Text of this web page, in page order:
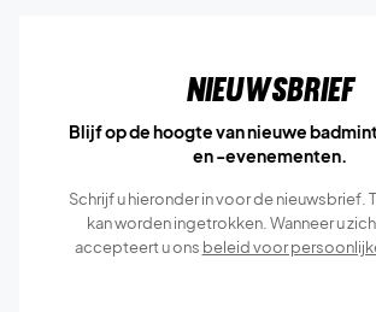
Nieuwsbrief
Blijf op de hoogte van nieuwe
en -evenementen.
Schrijf u hieronder in voor de nieuwsbrief.
kan worden ingetrokken. Wanneer u
accepteert u ons beleid voor